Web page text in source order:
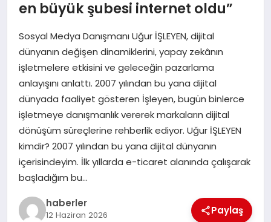
SAĞLIK
EKONOMI
MAGAZIN
EĞITIM
en büyük şubesi internet oldu”
Sosyal Medya Danışmanı Uğur İŞLEYEN, dijital
dünyanın değişen dinamiklerini, yapay zekânın
işletmelere etkisini ve geleceğin pazarlama
anlayışını anlattı. 2007 yılından bu yana dijital
dünyada faaliyet gösteren İşleyen, bugün binlerce
işletmeye danışmanlık vererek markaların dijital
dönüşüm süreçlerine rehberlik ediyor. Uğur İŞLEYEN
kimdir? 2007 yılından bu yana dijital dünyanın
içerisindeyim. İlk yıllarda e-ticaret alanında çalışarak
başladığım bu…
haberler
12 Haziran 2026 Paylaş